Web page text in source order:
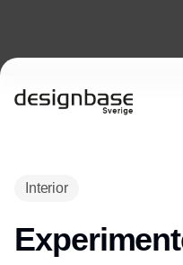
Interior